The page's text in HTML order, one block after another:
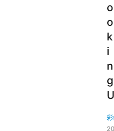
o
o
k
i
n
g
U